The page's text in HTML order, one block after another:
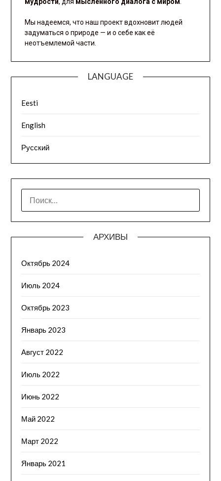
Мы надеемся, что наш проект вдохновит людей
задуматься о природе — и о себе как её
неотъемлемой части.
LANGUAGE
Eesti
English
Русский
АРХИВЫ
Октябрь 2024
Июль 2024
Октябрь 2023
Январь 2023
Август 2022
Июль 2022
Июнь 2022
Май 2022
Март 2022
Январь 2021